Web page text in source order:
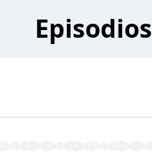
Episodios